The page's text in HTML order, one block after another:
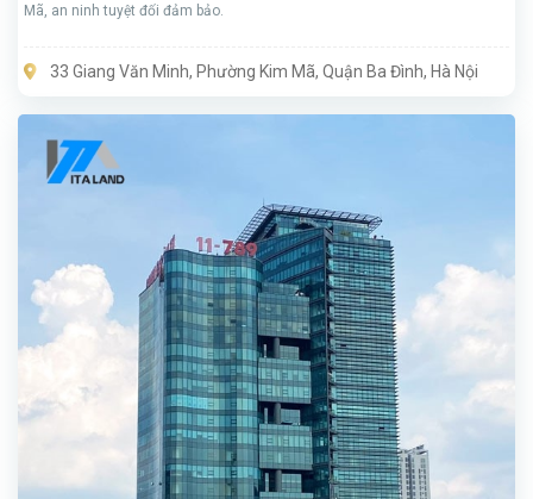
Mã, an ninh tuyệt đối đảm bảo.
33 Giang Văn Minh, Phường Kim Mã, Quận Ba Đình, Hà Nội